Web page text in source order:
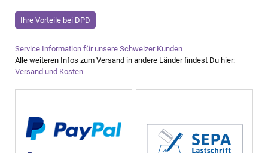
Ihre Vorteile bei DPD
Service Information für unsere Schweizer Kunden
Alle weiteren Infos zum Versand in andere Länder findest Du hier:
Versand und Kosten